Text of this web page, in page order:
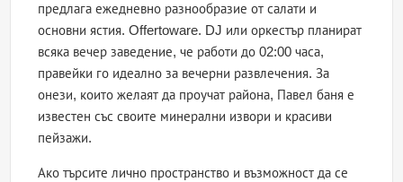
предлага ежедневно разнообразие от салати и
основни ястия. Offertoware. DJ или оркестър планират
всяка вечер заведение, че работи до 02:00 часа,
правейки го идеално за вечерни развлечения. За
онези, които желаят да проучат района, Павел баня е
известен със своите минерални извори и красиви
пейзажи.
Ако търсите лично пространство и възможност да се